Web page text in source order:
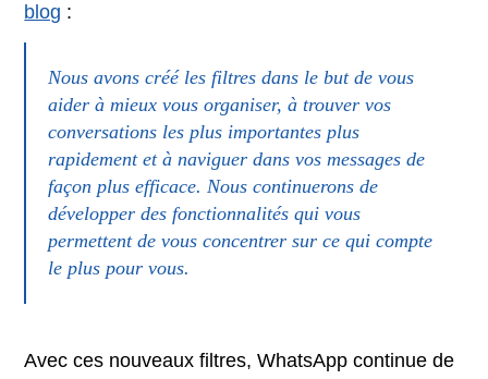
blog :
Nous avons créé les filtres dans le but de vous
aider à mieux vous organiser, à trouver vos
conversations les plus importantes plus
rapidement et à naviguer dans vos messages de
façon plus efficace. Nous continuerons de
développer des fonctionnalités qui vous
permettent de vous concentrer sur ce qui compte
le plus pour vous.
Avec ces nouveaux filtres, WhatsApp continue de